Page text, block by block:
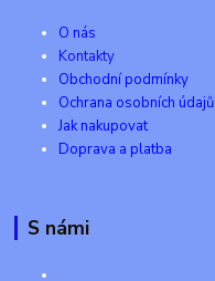
O nás
Kontakty
Obchodní podmínky
Ochrana osobních údajů
Jak nakupovat
Doprava a platba
S námi